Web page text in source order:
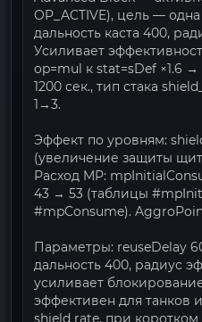
OP_ACTIVE), цель — одна
дальность каста 400,
Усиливает
op=mul к stat=sDef ×1.6
1200 сек., тип стака
1→3.
Эффект по уровням:
(увеличение защиты
Расход MP:
43 → 53 (таблицы
#mpConsume).
Параметры: reuseDelay
дальность 400, радиус
усиливает
эффективен для танков
shield rate, при коротком